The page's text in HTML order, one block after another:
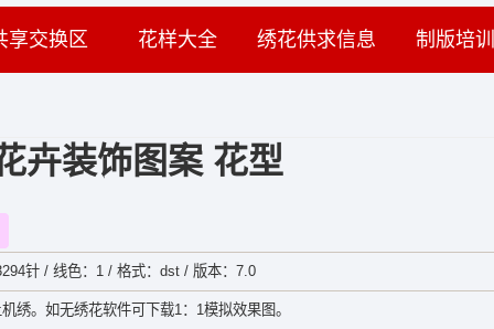
享交换区 花样大全 绣花供求信息 制版培训
卉装饰图案 花型
针 / 线色：1 / 格式：dst / 版本：7.0
绣。如无绣花软件可下载1：1模拟效果图。